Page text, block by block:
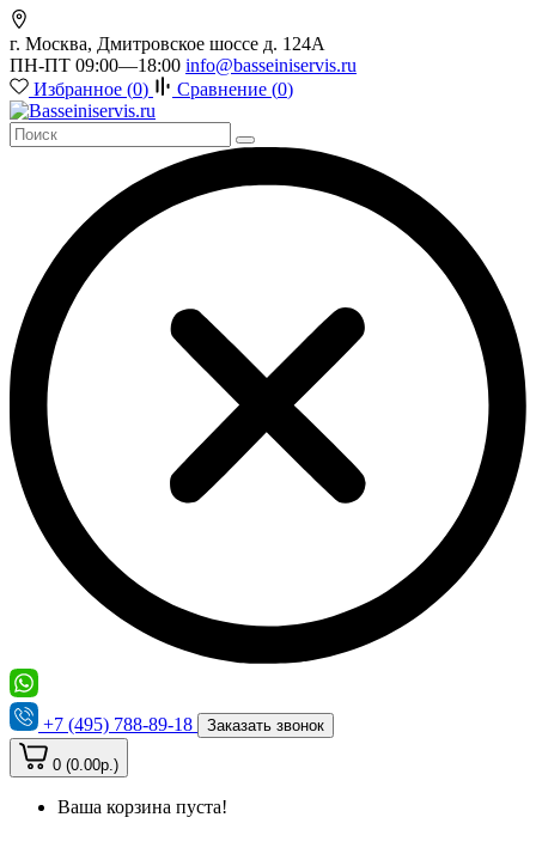
г. Москва, Дмитровское шоссе д. 124А
ПН-ПТ 09:00—18:00 info@basseiniservis.ru
Избранное (0) Сравнение (0)
+7 (495) 788-89-18 Заказать звонок
0 (0.00р.)
Ваша корзина пуста!